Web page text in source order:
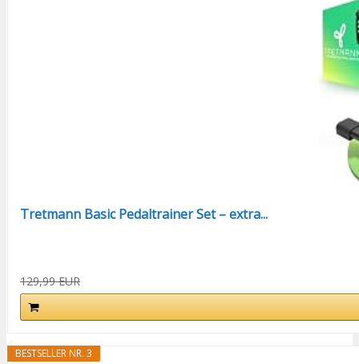
Tretmann Basic Pedaltrainer Set – extra...
129,99 EUR
BESTSELLER NR. 3